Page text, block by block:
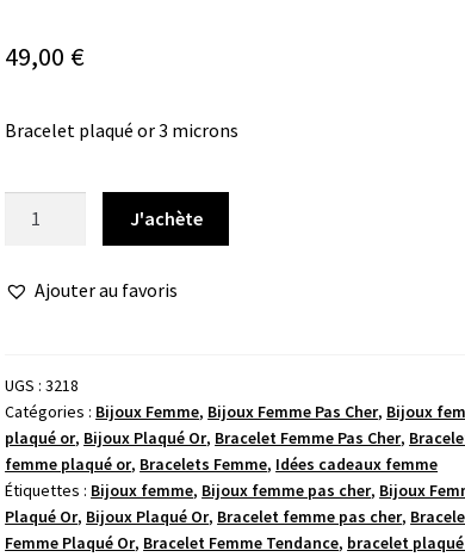
49,00 €
Bracelet plaqué or 3 microns
or
J'achète
Ajouter au favoris
UGS :3218
Catégories : Bijoux Femme, Bijoux Femme Pas Cher, Bijoux
plaqué or, Bijoux Plaqué Or, Bracelet Femme Pas Cher,
femme plaqué or, Bracelets Femme, Idées cadeaux femme
Étiquettes : Bijoux femme, Bijoux femme pas cher, Bijoux
Plaqué Or, Bijoux Plaqué Or, Bracelet femme pas cher,
Femme Plaqué Or, Bracelet Femme Tendance, bracelet